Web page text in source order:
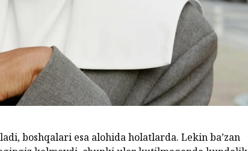
boshqalari esa alohida holatlarda. Lekin ba’zan